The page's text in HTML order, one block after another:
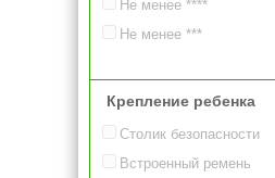
Не менее ****
Не менее ***
Крепление ребенка
Столик безопасности
Встроенный ремень